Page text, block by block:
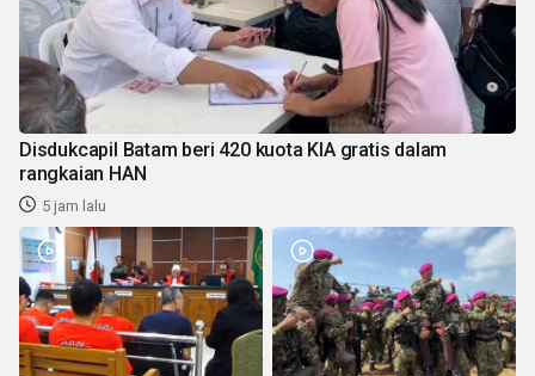
Disdukcapil Batam beri 420 kuota KIA gratis dalam
rangkaian HAN
5 jam lalu